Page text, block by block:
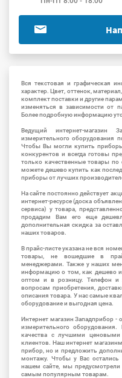
Вся текстовая и графическая
характер. Цвет, оттенок,
комплект поставки и другие
изменяться в зависимости от
Более подробную информацию
Ведущий интернет-
измерительного оборудования
Чтобы Вы могли купить
конкурентов и всегда готовы
только качественные товары
можете дешево купить как
приборы от лучших
На сайте постоянно действует
интернет-ресурсе (доска
сервиса) у товара,
продадим Вам его еще
дополнительная скидка за
наших товаров.
В прайс-листе указана не вся
товары, не вошедшие в
менеджерами. Также у наших
информацию о том, как дешево
оптом и в розницу. Телефон и
вопросам приобретения,
описания товара. У нас самые
оборудование и выгодная цена.
Интернет магазин Западприбор -
измерительного
качества с лучшими
клиентов. Наш интернет
прибор, но и предложить
монтажу. Чтобы у Вас остались
нашем сайте, мы предусмотрели
самым популярным товарам.